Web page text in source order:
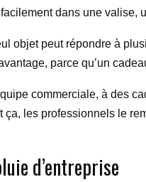
dans une
objet peut répondre à
parce qu’un
commerciale, à des
les professionnels le
d’entreprise